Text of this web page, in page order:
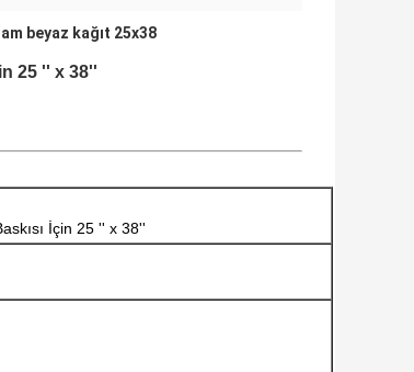
beyaz kağıt 25x38
25 '' x 38''
İçin 25 '' x 38''